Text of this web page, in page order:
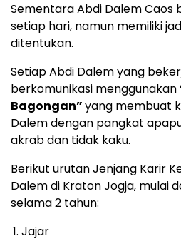
Sementara Abdi Dalem Caos
setiap hari, namun memiliki
ditentukan.
Setiap Abdi Dalem yang
berkomunikasi menggunakan
Bagongan”yang membuat
Dalem dengan pangkat
akrab dan tidak kaku.
Berikut urutan Jenjang Karir
Dalem di Kraton Jogja, mulai
selama 2 tahun:
Jajar